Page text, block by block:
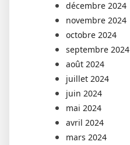
décembre 2024
novembre 2024
octobre 2024
septembre 2024
août 2024
juillet 2024
juin 2024
mai 2024
avril 2024
mars 2024